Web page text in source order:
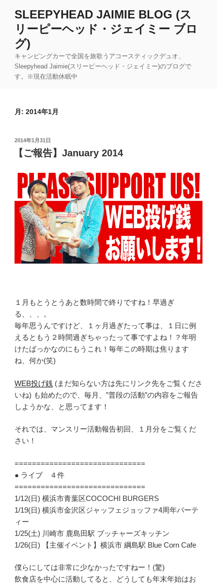
SLEEPYHEAD JAIMIE BLOG (ス
リーピーヘッド・ジェイミー ブロ
グ)
キャンピングカーで全国を旅歌うアコースティックデュオ、
Sleepyhead Jaimie(スリーピーヘッド・ジェイミー)のブログで
す。※現在活動休眠中
月: 2014年1月
投
日:
2014年1月31日
【ご報告】January 2014
１月もとうとうあと数時間で終りですね！早過ぎ
る、、、。
毎年思うんですけど、１ヶ月過ぎたって事は、１日に例
えるともう２時間過ぎちゃったって事ですよね！？年明
けたばっかなのにもうこれ！毎年この時期は焦ります
ね、何か(笑)
WEB投げ銭 (まだ知らない方は先にリンク先をご覧くださ
いね) も始めたので、毎月、”普段の活動”の内容をご報告
しようかな、と思ってます！
それでは、マンスリー活動報告初回、１月分をご覧くだ
さい！
==============================
● ライブ ４件
==============================
1/12(日) 横浜市青葉区COCOCHI BURGERS
1/19(日) 横浜市金沢区ジャッフェジョッファ4周年パーテ
ィー
1/25(土) 川崎市 鹿島田駅 ブッチャーズキッチン
1/26(日) 【主催イベント】横浜市 綱島駅 Blue Corn Cafe
僕らにしては非常に少なかったですねー！(驚)
飲食店を中心に活動してると、どうしても年末年始はお